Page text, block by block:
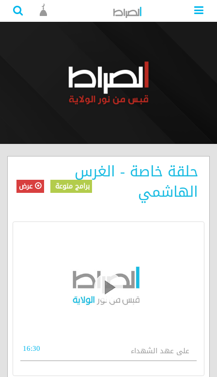
حلقة خاصة - الغرس
الهاشمي برامج منوعة عرض
على عهد الشهداء 16:30